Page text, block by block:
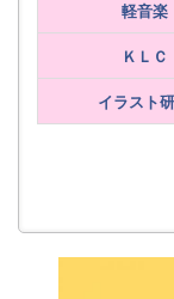
軽音楽
ＫＬＣ
イラスト